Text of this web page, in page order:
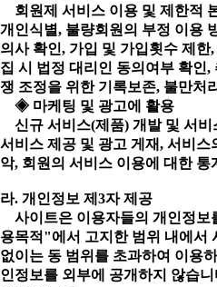
회원제 서비스 이용 및 제한적
개인식별, 불량회원의 부정 이용
의사 확인, 가입 및 가입횟수 제
집 시 법정 대리인 동의여부 확인
쟁 조정을 위한 기록보존, 불만처
◈ 마케팅 및 광고에 활용
신규 서비스(제품) 개발 및 서비
서비스 제공 및 광고 게재, 서비
악, 회원의 서비스 이용에 대한
라. 개인정보 제3자 제공
사이트은 이용자들의 개인정보
용목적"에서 고지한 범위 내에서
없이는 동 범위를 초과하여 이용
인정보를 외부에 공개하지 않습